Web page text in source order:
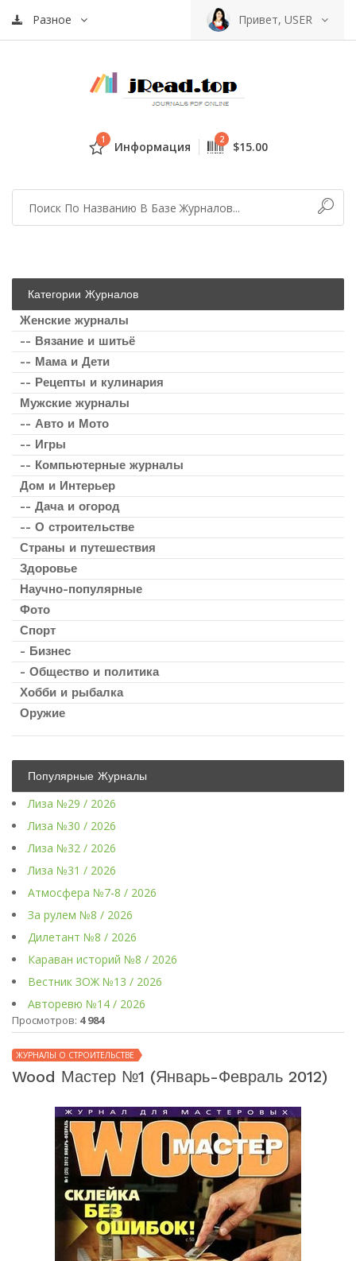
Разное Привет, USER
1 Информация 2 $15.00
Категории Журналов
Женские журналы
-- Вязание и шитьё
-- Мама и Дети
-- Рецепты и кулинария
Мужские журналы
-- Авто и Мото
-- Игры
-- Компьютерные журналы
Дом и Интерьер
-- Дача и огород
-- О строительстве
Страны и путешествия
Здоровье
Научно-популярные
Фото
Спорт
- Бизнес
- Общество и политика
Хобби и рыбалка
Оружие
Популярные Журналы
Лиза №29 / 2026
Лиза №30 / 2026
Лиза №32 / 2026
Лиза №31 / 2026
Атмосфера №7-8 / 2026
За рулем №8 / 2026
Дилетант №8 / 2026
Караван историй №8 / 2026
Вестник ЗОЖ №13 / 2026
Авторевю №14 / 2026
Просмотров: 4 984
ЖУРНАЛЫ О СТРОИТЕЛЬСТВЕ
Wood Мастер №1 (январь-Февраль 2012)